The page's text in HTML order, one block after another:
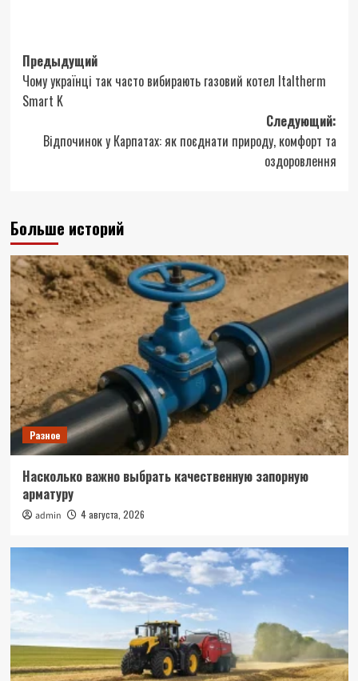
Навигация
записи
Предыдущий
Чому українці так часто вибирають газовий котел Italtherm
Smart K
Следующий:
Відпочинок у Карпатах: як поєднати природу, комфорт та
оздоровлення
Больше историй
Разное
Насколько важно выбрать качественную запорную
арматуру
admin 4 августа, 2026